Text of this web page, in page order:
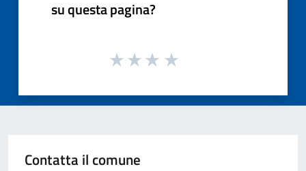
su questa pagina?
Contatta il comune